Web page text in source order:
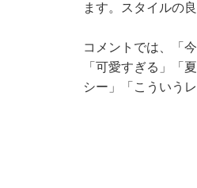
ます。スタイルの
コメントでは、「
「可愛すぎる」「
シー」「こういう